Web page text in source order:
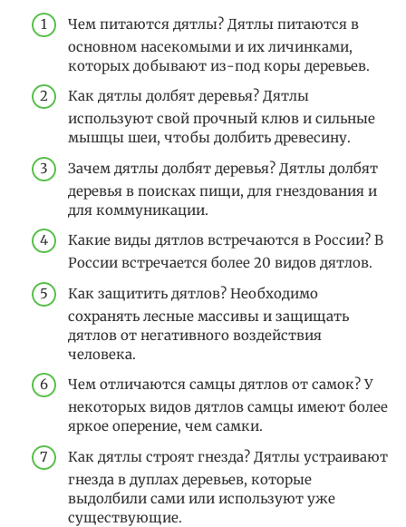
Чем питаются дятлы? Дятлы питаются в
основном насекомыми и их личинками,
которых добывают из-под коры деревьев.
Как дятлы долбят деревья? Дятлы
используют свой прочный клюв и сильные
мышцы шеи, чтобы долбить древесину.
Зачем дятлы долбят деревья? Дятлы долбят
деревья в поисках пищи, для гнездования и
для коммуникации.
Какие виды дятлов встречаются в России? В
России встречается более 20 видов дятлов.
Как защитить дятлов? Необходимо
сохранять лесные массивы и защищать
дятлов от негативного воздействия
человека.
Чем отличаются самцы дятлов от самок? У
некоторых видов дятлов самцы имеют более
яркое оперение, чем самки.
Как дятлы строят гнезда? Дятлы устраивают
гнезда в дуплах деревьев, которые
выдолбили сами или используют уже
существующие.